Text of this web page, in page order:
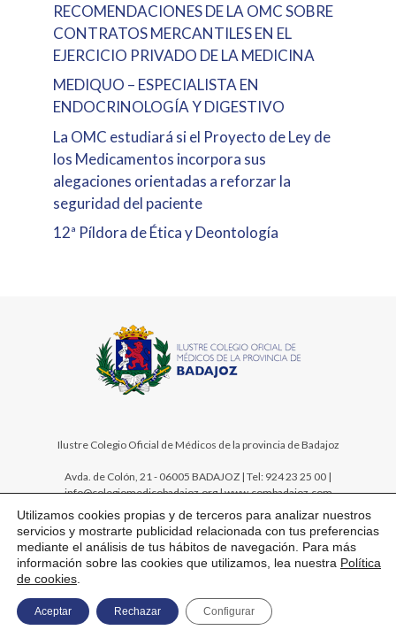
RECOMENDACIONES DE LA OMC SOBRE
CONTRATOS MERCANTILES EN EL
EJERCICIO PRIVADO DE LA MEDICINA
MEDIQUO – ESPECIALISTA EN
ENDOCRINOLOGÍA Y DIGESTIVO
La OMC estudiará si el Proyecto de Ley de
los Medicamentos incorpora sus
alegaciones orientadas a reforzar la
seguridad del paciente
12ª Píldora de Ética y Deontología
Ilustre Colegio Oficial de Médicos de la provincia de Badajoz
Avda. de Colón, 21 - 06005 BADAJOZ | Tel: 924 23 25 00 |
info@colegiomedicobadajoz.org | www.combadajoz.com
Mapa web Aviso legal Política de privacidad
Contacto
Utilizamos cookies propias y de terceros para analizar nuestros
servicios y mostrarte publicidad relacionada con tus preferencias
mediante el análisis de tus hábitos de navegación. Para más
información sobre las cookies que utilizamos, lea nuestra Política
de cookies
Aceptar Rechazar Configurar